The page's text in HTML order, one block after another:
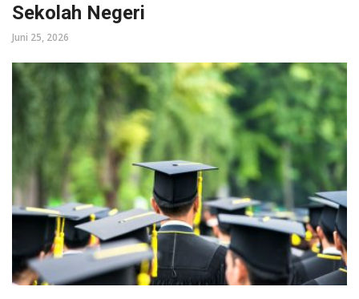
Sekolah Negeri
Juni 25, 2026